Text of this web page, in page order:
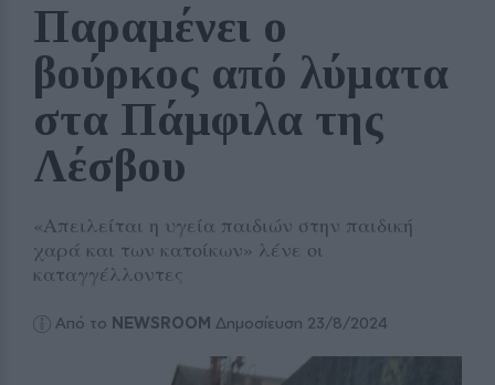
Παραμένει ο
βούρκος από λύματα
στα Πάμφιλα της
Λέσβου
«Απειλείται η υγεία παιδιών στην παιδική
χαρά και των κατοίκων» λένε οι
καταγγέλλοντες
Από το NEWSROOM Δημοσίευση 23/8/2024